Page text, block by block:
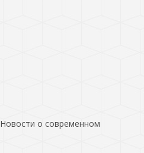
Новости о современном